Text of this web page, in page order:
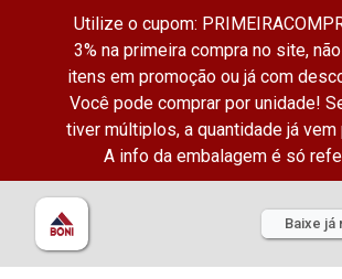
Utilize o cupom:
3% na primeira compra no site,
itens em promoção ou já com
Você pode comprar por unidade!
tiver múltiplos, a quantidade já vem
A info da embalagem é só
Baixe já